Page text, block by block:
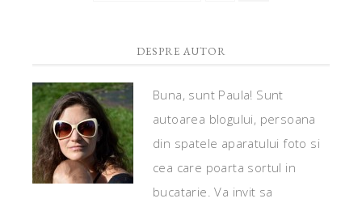
DESPRE AUTOR
Buna, sunt Paula! Sunt
autoarea blogului, persoana
din spatele aparatului foto si
cea care poarta sortul in
bucatarie. Va invit sa